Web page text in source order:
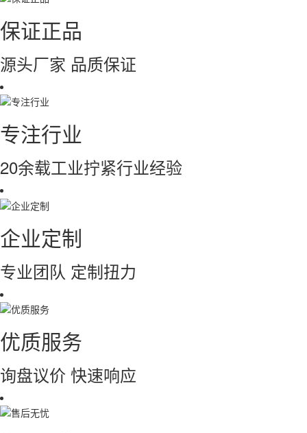
保证正品
源头厂家 品质保证
专注行业
20余载工业拧紧行业经验
企业定制
专业团队 定制扭力
优质服务
询盘议价 快速响应